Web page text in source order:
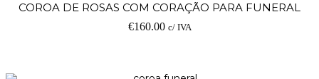
COROA DE ROSAS COM CORAÇÃO PARA FUNERAL
€160.00 c/ IVA